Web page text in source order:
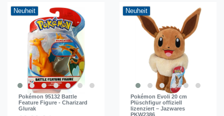
Neuheit
Pokémon 95132 Battle
Feature Figure - Charizard
Glurak
Neuheit
Pokémon Evoli 20 cm
Plüschfigur offiziell
lizenziert – Jazwares
PKW2386